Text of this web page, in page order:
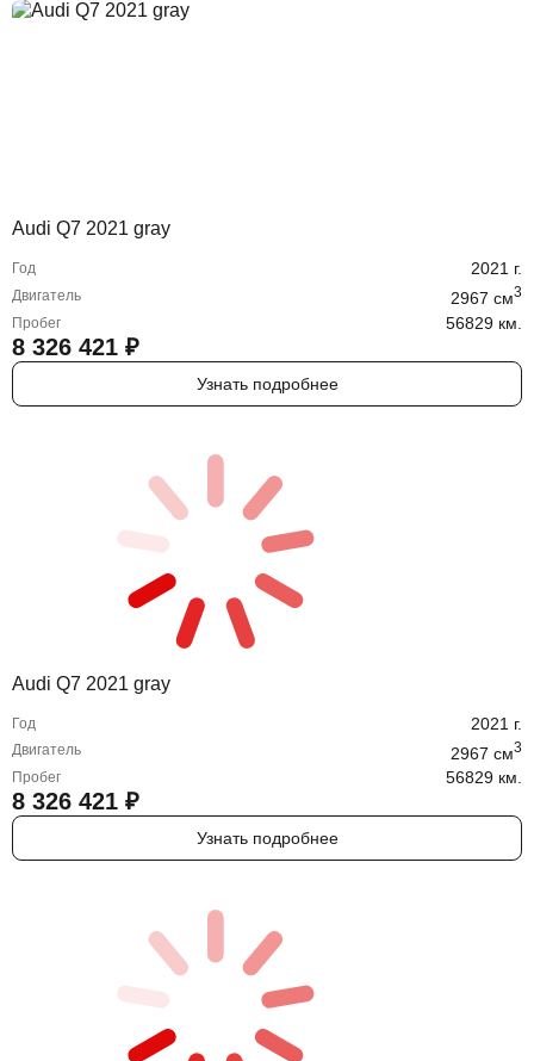
Audi Q7 2021 gray
Год 2021 г.
Двигатель 2967 cм3
Пробег 56829 км.
8 326 421 ₽
Узнать подробнее
Audi Q7 2021 gray
Год 2021 г.
Двигатель 2967 cм3
Пробег 56829 км.
8 326 421 ₽
Узнать подробнее